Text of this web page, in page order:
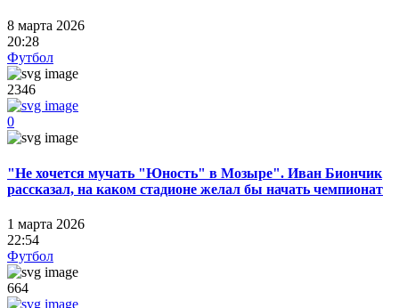
8 марта 2026
20:28
Футбол
2346
0
"Не хочется мучать "Юность" в Мозыре". Иван Биончик
рассказал, на каком стадионе желал бы начать чемпионат
1 марта 2026
22:54
Футбол
664